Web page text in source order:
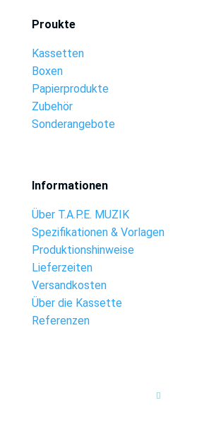
Proukte
Kassetten
Boxen
Papierprodukte
Zubehör
Sonderangebote
Informationen
Über T.A.P.E. MUZIK
Spezifikationen & Vorlagen
Produktionshinweise
Lieferzeiten
Versandkosten
Über die Kassette
Referenzen
